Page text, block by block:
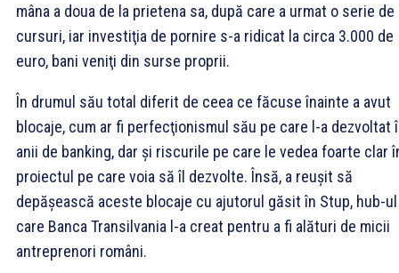
mâna a doua de la prietena sa, după care a urmat o serie de
cursuri, iar investiţia de pornire s-a ridicat la circa 3.000 de
euro, bani veniţi din surse proprii.
În drumul său total diferit de ceea ce făcuse înainte a avut
blocaje, cum ar fi perfecţionismul său pe care l-a dezvoltat
anii de banking, dar şi riscurile pe care le vedea foarte clar
proiectul pe care voia să îl dezvolte. Însă, a reuşit să
depăşească aceste blocaje cu ajutorul găsit în Stup, hub-
care Banca Transilvania l-a creat pentru a fi alături de micii
antreprenori români.